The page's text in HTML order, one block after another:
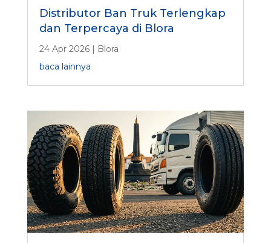
Distributor Ban Truk Terlengkap
dan Terpercaya di Blora
24 Apr 2026| Blora
baca lainnya